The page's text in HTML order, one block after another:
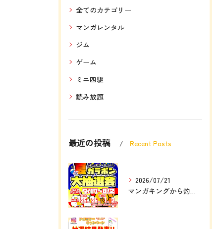
全てのカテゴリー
マンガレンタル
ジム
ゲーム
ミニ四駆
読み放題
最近の投稿 Recent Posts
2026/07/21
マンガキングから灼熱の定例大イベント❗❗🎉